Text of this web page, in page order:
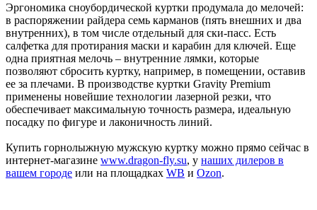
Эргономика сноубордической куртки продумала до мелочей:
в распоряжении райдера семь карманов (пять внешних и два
внутренних), в том числе отдельный для ски-пасс. Есть
салфетка для протирания маски и карабин для ключей. Еще
одна приятная мелочь – внутренние лямки, которые
позволяют сбросить куртку, например, в помещении, оставив
ее за плечами. В производстве куртки Gravity Premium
применены новейшие технологии лазерной резки, что
обеспечивает максимальную точность размера, идеальную
посадку по фигуре и лаконичность линий.
Купить горнолыжную мужскую куртку можно прямо сейчас в
интернет-магазине www.dragon-fly.su, у наших дилеров в
вашем городе или на площадках WB и Ozon.